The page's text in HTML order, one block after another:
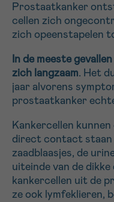
SANS
TITRE
Ja, stuur mij de
Prostaatkanker
cellen zich
zich opeenstapelen
In de meeste
zich langzaam. Het
jaar alvorens
prostaatkanker
Kankercellen
direct contact staan
zaadblaasjes, de
uiteinde van de
kankercellen uit de
ze ook lymfeklieren,
Bel ons op
Via ons
Ik wil graag
Meer weten
VOORNAAM
16h-18h
Verder